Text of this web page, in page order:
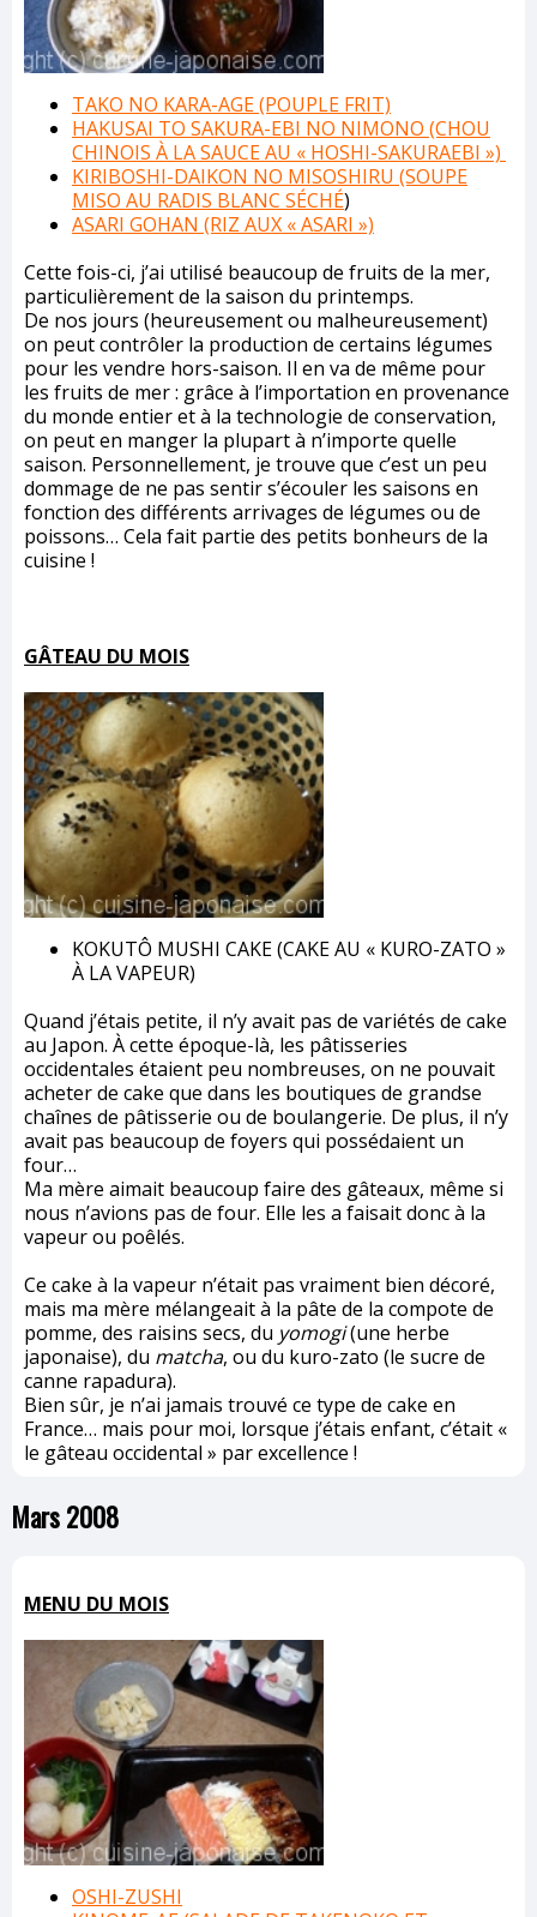
TAKO NO KARA-AGE (POUPLE FRIT)
HAKUSAI TO SAKURA-EBI NO NIMONO (CHOU
CHINOIS À LA SAUCE AU « HOSHI-SAKURAEBI »)
KIRIBOSHI-DAIKON NO MISOSHIRU (SOUPE
MISO AU RADIS BLANC SÉCHÉ)
ASARI GOHAN (RIZ AUX « ASARI »)
Cette fois-ci, j’ai utilisé beaucoup de fruits de la mer,
particulièrement de la saison du printemps.
De nos jours (heureusement ou malheureusement)
on peut contrôler la production de certains légumes
pour les vendre hors-saison. Il en va de même pour
les fruits de mer : grâce à l’importation en provenance
du monde entier et à la technologie de conservation,
on peut en manger la plupart à n’importe quelle
saison. Personnellement, je trouve que c’est un peu
dommage de ne pas sentir s’écouler les saisons en
fonction des différents arrivages de légumes ou de
poissons… Cela fait partie des petits bonheurs de la
cuisine !
GÂTEAU DU MOIS
KOKUTÔ MUSHI CAKE (CAKE AU « KURO-ZATO »
À LA VAPEUR)
Quand j’étais petite, il n’y avait pas de variétés de cake
au Japon. À cette époque-là, les pâtisseries
occidentales étaient peu nombreuses, on ne pouvait
acheter de cake que dans les boutiques de grandse
chaînes de pâtisserie ou de boulangerie. De plus, il n’y
avait pas beaucoup de foyers qui possédaient un
four…
Ma mère aimait beaucoup faire des gâteaux, même si
nous n’avions pas de four. Elle les a faisait donc à la
vapeur ou poêlés.
Ce cake à la vapeur n’était pas vraiment bien décoré,
mais ma mère mélangeait à la pâte de la compote de
pomme, des raisins secs, du yomogi(une herbe
japonaise), du matcha, ou du kuro-zato (le sucre de
canne rapadura).
Bien sûr, je n’ai jamais trouvé ce type de cake en
France… mais pour moi, lorsque j’étais enfant, c’était «
le gâteau occidental » par excellence !
Mars 2008
MENU DU MOIS
OSHI-ZUSHI